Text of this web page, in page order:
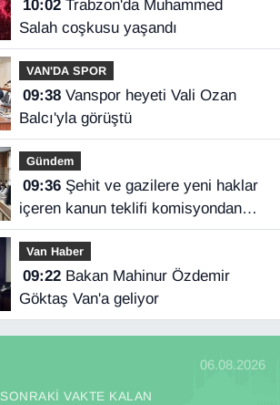
10:02Trabzon'da Muhammed
Salah coşkusu yaşandı
VAN'DA SPOR
09:38Vanspor heyeti Vali Ozan
Balcı'yla görüştü
Gündem
09:36Şehit ve gazilere yeni haklar
içeren kanun teklifi komisyondan
geçti
Van Haber
09:22Bakan Mahinur Özdemir
Göktaş Van'a geliyor
06.08.2026
SONRAKI VAKTE KALAN